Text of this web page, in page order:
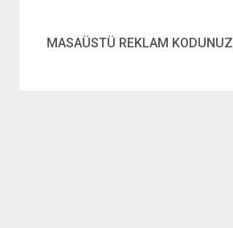
MASAÜSTÜ REKLAM KODUNUZ